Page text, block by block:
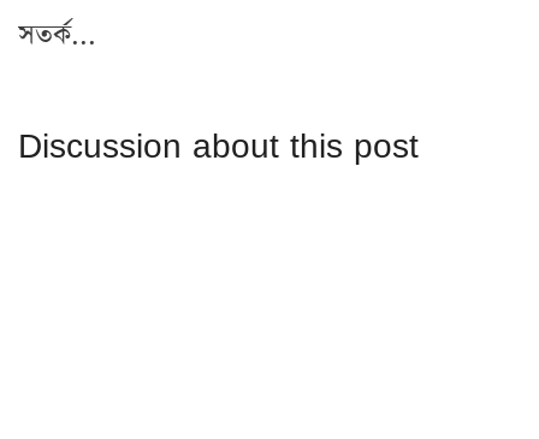
সতর্ক...
Discussion about this post